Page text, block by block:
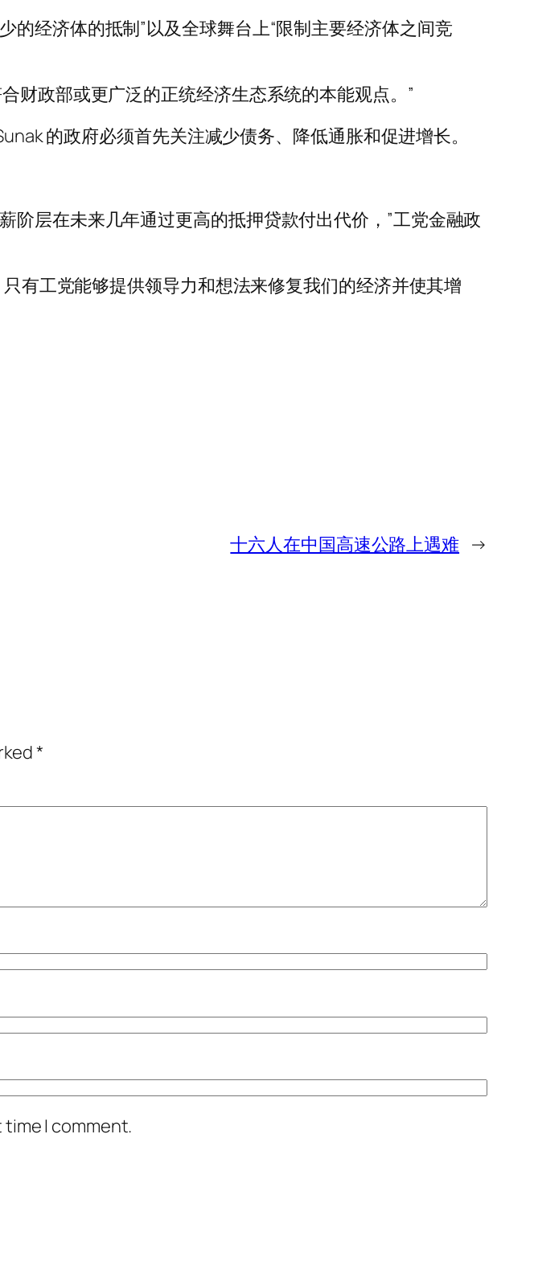
经济体的抵制”以及全球舞台上“限制主要经济体之间竞
财政部或更广泛的正统经济生态系统的本能观点。”
的政府必须首先关注减少债务、降低通胀和促进增长。
阶层在未来几年通过更高的抵押贷款付出代价，”工党金融政
有工党能够提供领导力和想法来修复我们的经济并使其增
十六人在中国高速公路上遇难 →
*
I comment.